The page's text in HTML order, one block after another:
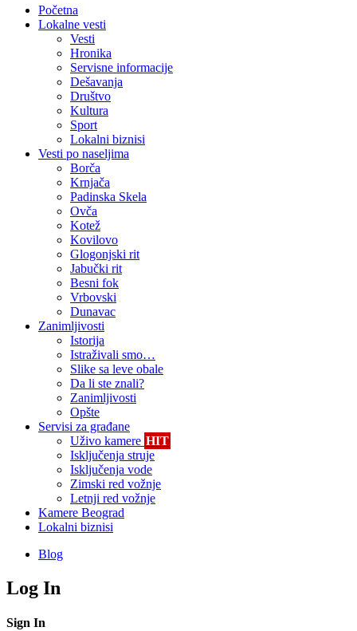
Početna
Lokalne vesti
Vesti
Hronika
Servisne informacije
Dešavanja
Društvo
Kultura
Sport
Lokalni biznisi
Vesti po naseljima
Borča
Krnjača
Padinska Skela
Ovča
Kotež
Kovilovo
Glogonjski rit
Jabučki rit
Besni fok
Vrbovski
Dunavac
Zanimljivosti
Istorija
Istraživali smo…
Slike sa leve obale
Da li ste znali?
Zanimljivosti
Opšte
Servisi za građane
Uživo kamere HIT
Isključenja struje
Isključenja vode
Zimski red vožnje
Letnji red vožnje
Kamere Beograd
Lokalni biznisi
Blog
Log In
Sign In